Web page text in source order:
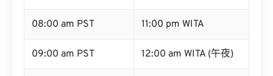
08:00 am PST 11:00 pm WITA
09:00 am PST 12:00 am WITA (午夜)